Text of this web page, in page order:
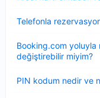
Telefonla
Booking.com
değiştirebilir miyim?
PIN kodum nedir ve